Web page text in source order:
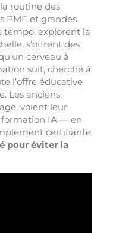
routine des
PME et grandes
tempo, explorent la
s’offrent des
cerveau à
suit, cherche à
l’offre éducative
Les anciens
voient leur
formation IA — en
certifiante
pour éviter la